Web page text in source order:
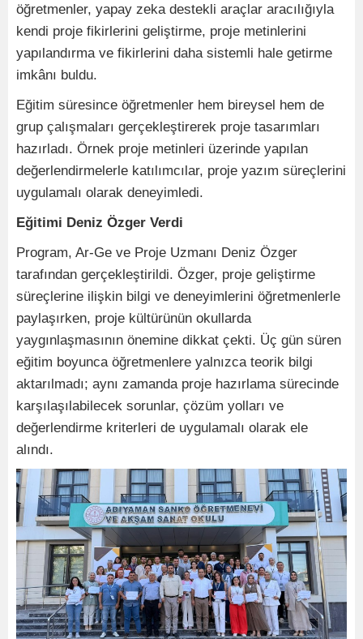
öğretmenler, yapay zeka destekli araçlar aracılığıyla
kendi proje fikirlerini geliştirme, proje metinlerini
yapılandırma ve fikirlerini daha sistemli hale getirme
imkânı buldu.
Eğitim süresince öğretmenler hem bireysel hem de
grup çalışmaları gerçekleştirerek proje tasarımları
hazırladı. Örnek proje metinleri üzerinde yapılan
değerlendirmelerle katılımcılar, proje yazım süreçlerini
uygulamalı olarak deneyimledi.
Eğitimi Deniz Özger Verdi
Program, Ar-Ge ve Proje Uzmanı Deniz Özger
tarafından gerçekleştirildi. Özger, proje geliştirme
süreçlerine ilişkin bilgi ve deneyimlerini öğretmenlerle
paylaşırken, proje kültürünün okullarda
yaygınlaşmasının önemine dikkat çekti. Üç gün süren
eğitim boyunca öğretmenlere yalnızca teorik bilgi
aktarılmadı; aynı zamanda proje hazırlama sürecinde
karşılaşılabilecek sorunlar, çözüm yolları ve
değerlendirme kriterleri de uygulamalı olarak ele
alındı.